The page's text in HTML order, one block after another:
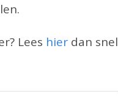
Lees hier dan snel